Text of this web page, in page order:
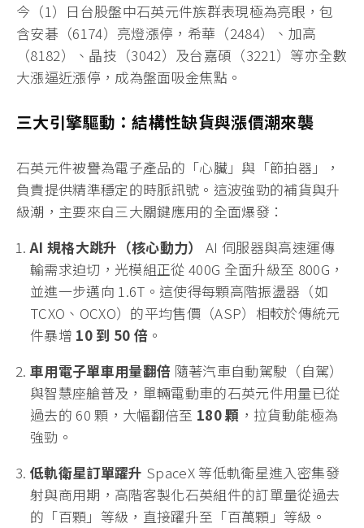
今（1）日台股盤中石英元件族群表現極為亮眼，包
含安碁（6174）亮燈漲停，希華（2484）、加高
（8182）、晶技（3042）及台嘉碩（3221）等亦全數
大漲逼近漲停，成為盤面吸金焦點。
三大引擎驅動：結構性缺貨與漲價潮來襲
石英元件被譽為電子產品的「心臟」與「節拍器」，
負責提供精準穩定的時脈訊號。這波強勁的補貨與升
級潮，主要來自三大關鍵應用的全面爆發：
AI 規格大跳升（核心動力）
AI 伺服器與高速運傳
輸需求迫切，光模組正從 400G 全面升級至 800G，
並進一步邁向 1.6T。這使得每顆高階振盪器（如
TCXO、OCXO）的平均售價（ASP）相較於傳統元
件暴增 10 到 50 倍 。
車用電子單車用量翻倍 隨著汽車自動駕駛（自駕）
與智慧座艙普及，單輛電動車的石英元件用量已從
過去的 60 顆，大幅翻倍至 180 顆 ，拉貨動能極為
強勁。
低軌衛星訂單躍升 SpaceX 等低軌衛星進入密集發
射與商用期，高階客製化石英組件的訂單量從過去
的「百顆」等級，直接躍升至「百萬顆」等級。